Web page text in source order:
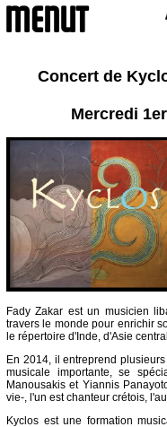
MENUT
Concert de
Mercredi
Fady Zakar est un musicien
travers le monde pour enrichir
le répertoire d'Inde, d'Asie
En 2014, il entreprend
musicale importante, se
Manousakis et Yiannis
vie-, l'un est chanteur crétois,
Kyclos est une formation